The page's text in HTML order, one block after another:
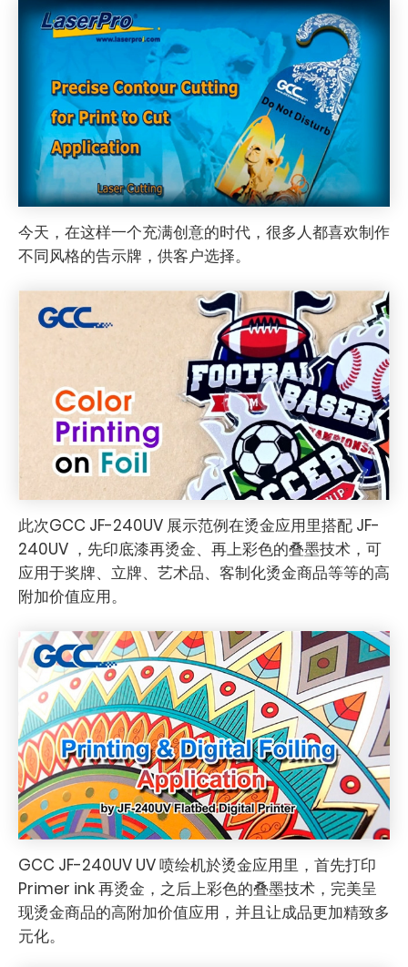
今天，在这样一个充满创意的时代，很多人都喜欢制作
不同风格的告示牌，供客户选择。
此次GCC JF-240UV 展示范例在烫金应用里搭配 JF-
240UV ，先印底漆再烫金、再上彩色的叠墨技术，可
应用于奖牌、立牌、艺术品、客制化烫金商品等等的高
附加价值应用。
GCC JF-240UV UV 喷绘机於烫金应用里，首先打印
Primer ink 再烫金，之后上彩色的叠墨技术，完美呈
现烫金商品的高附加价值应用，并且让成品更加精致多
元化。